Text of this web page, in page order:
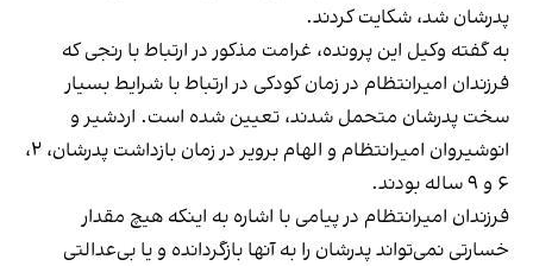
پدرشان شد، شکایت کردند.
به گفته وکیل این پرونده، غرامت مذکور در ارتباط با رنجی که
فرزندان امیرانتظام در زمان کودکی در ارتباط با شرایط بسیار
سخت پدرشان متحمل شدند، تعیین شده است. اردشیر و
انوشیروان امیرانتظام و الهام برویر در زمان بازداشت پدرشان، ۲،
۶ و ۹ ساله بودند.
فرزندان امیرانتظام در پیامی با اشاره به اینکه هیچ مقدار
خسارتی نمی‌تواند پدرشان را به آنها بازگردانده و یا بی‌عدالتی